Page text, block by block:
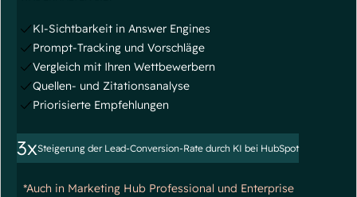
KI-Sichtbarkeit in Answer Engines
Prompt-Tracking und Vorschläge
Vergleich mit Ihren Wettbewerbern
Quellen- und Zitationsanalyse
Priorisierte Empfehlungen
3xSteigerung der Lead-Conversion-Rate durch KI bei HubSpot
*Auch in Marketing Hub Professional und Enterprise